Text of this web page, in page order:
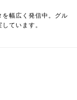
幅広く発信中。グル
ています。